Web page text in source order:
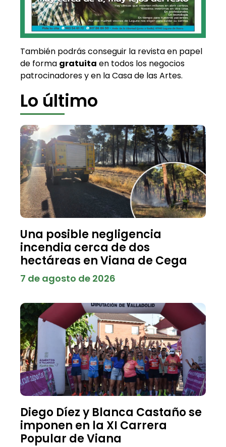
También podrás conseguir la revista en papel
de forma gratuita en todos los negocios
patrocinadores y en la Casa de las Artes.
Lo último
Una posible negligencia
incendia cerca de dos
hectáreas en Viana de Cega
7 de agosto de 2026
Diego Díez y Blanca Castaño se
imponen en la XI Carrera
Popular de Viana